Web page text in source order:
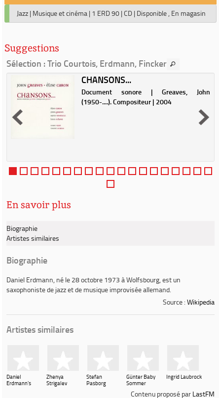
Jazz | Musique et cinéma | 1 ERD 90 | CD | Disponible , En magasin
Suggestions
Sélection : Trio Courtois, Erdmann, Fincker
CHANSONS...
Document sonore | Greaves, John
(1950-....). Compositeur | 2004
En savoir plus
Biographie
Artistes similaires
Biographie
Daniel Erdmann, né le 28 octobre 1973 à Wolfsbourg, est un
saxophoniste de jazz et de musique improvisée allemand.
Source : Wikipedia
Artistes similaires
Daniel
Erdmann's
Zhenya
Strigalev
Stefan
Pasborg
Günter Baby
Sommer
Ingrid Laubrock
Contenu proposé par LastFM